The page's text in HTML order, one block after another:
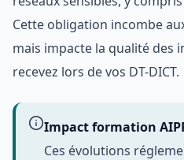
Cette obligation incombe
mais impacte la qualité des
recevez lors de vos DT-DICT.
Impact formation
Ces évolutions